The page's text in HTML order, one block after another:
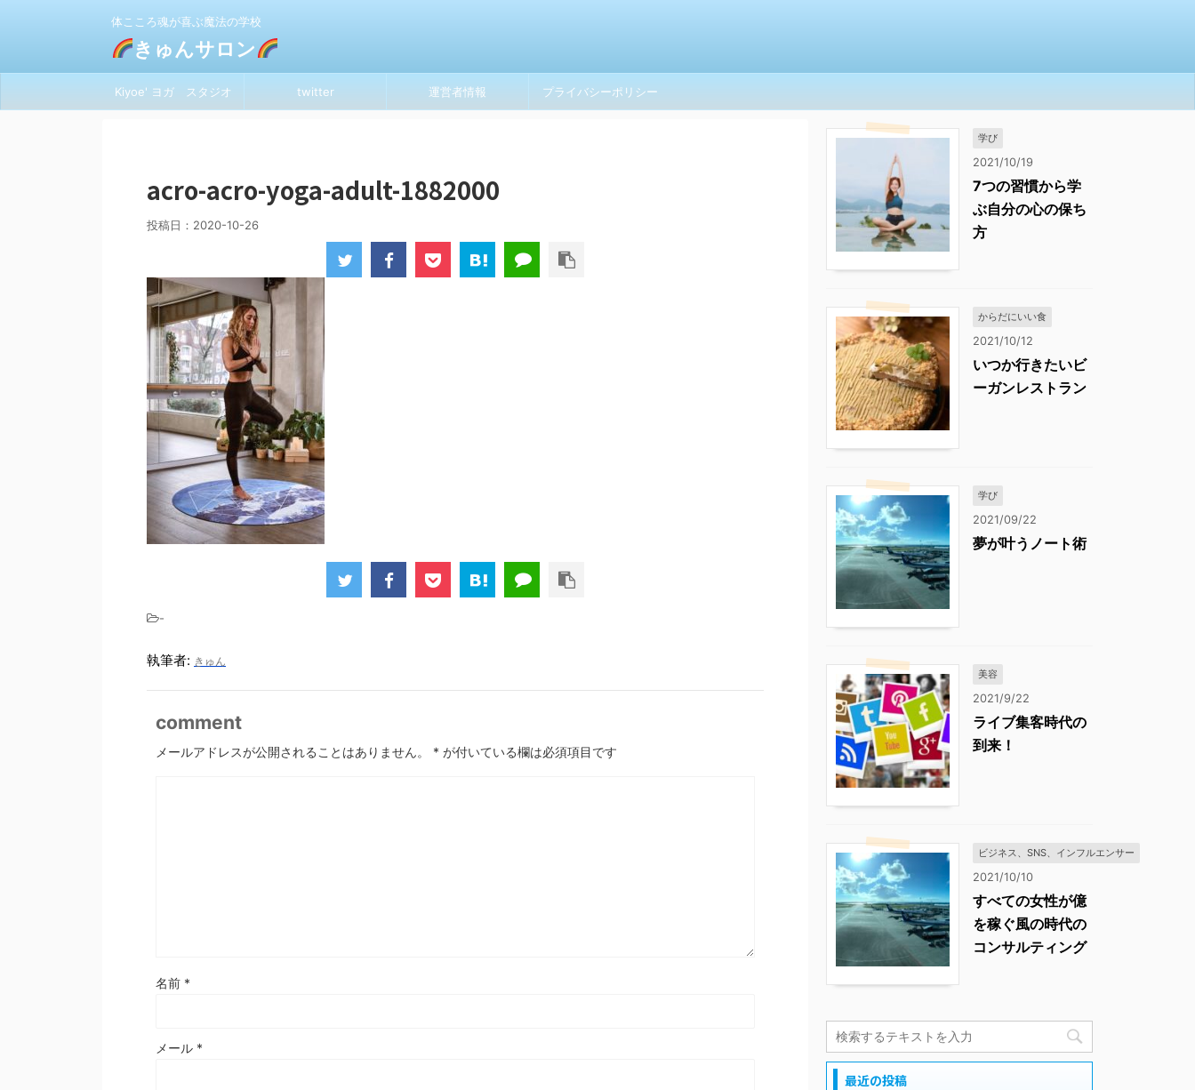
体こころ魂が喜ぶ魔法の学校
きゅんサロン
Kiyoe' ヨガ スタジオ twitter 運営者情報 プライバシーポリシー
acro-acro-yoga-adult-1882000
投稿日： 2020-10-26
-
執筆者: きゅん
comment
メールアドレスが公開されることはありません。 * が付いている欄は必須項目です
名前 *
メール *
学び
2021/10/19
7つの習慣から学
ぶ自分の心の保ち
方
からだにいい食
2021/10/12
いつか行きたいビ
ーガンレストラン
学び
2021/09/22
夢が叶うノート術
美容
2021/9/22
ライブ集客時代の
到来！
ビジネス、SNS、インフルエンサー
2021/10/10
すべての女性が億
を稼ぐ風の時代の
コンサルティング
最近の投稿